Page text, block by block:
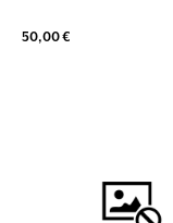
50,00 €